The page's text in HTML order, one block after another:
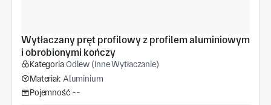
Wytłaczany pręt profilowy z profilem aluminiowym
i obrobionymi kończy
KategoriaOdlew (Inne Wytłaczanie)
Materiał: Aluminium
Pojemność --